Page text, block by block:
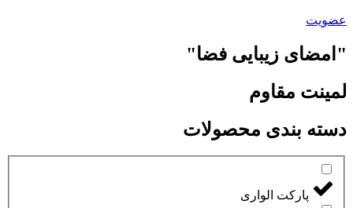
عضویت
"امضای زیبایی فضا"
لمینت مقاوم
دسته بندی محصولات
پارکت الواری